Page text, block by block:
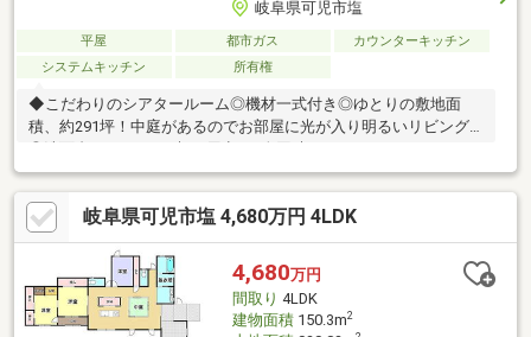
岐阜県可児市塩
平屋 都市ガス
カウンターキッチン
システムキッチン
所有権
◆こだわりのシアタールーム◎機材一式付き◎ゆとりの敷地面
積、約291坪！中庭があるのでお部屋に光が入り明るいリビング
ス広々◎
岐阜県可児市塩 4,680万円 4LDK
4,680万円
間取り 4LDK
建物面積150.3m2